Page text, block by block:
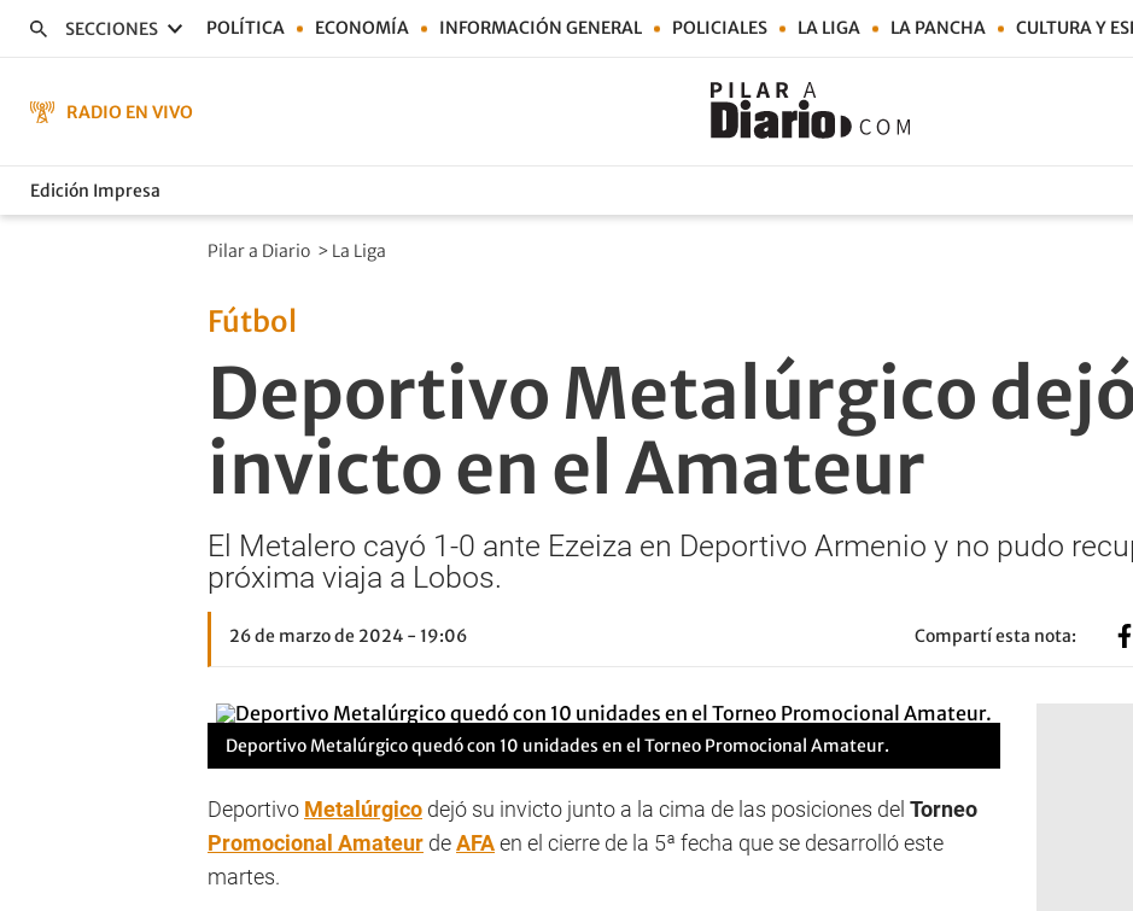
SECCIONES POLÍTICA ECONOMÍA INFORMACIÓN GENERAL POLICIALES LA LIGA LA PANCHA CULTURA Y
RADIO EN VIVO
Edición Impresa
Pilar a Diario > La Liga
Fútbol
Deportivo Metalúrgico
invicto en el Amateur
El Metalero cayó 1-0 ante Ezeiza en Deportivo Armenio y no pudo
próxima viaja a Lobos.
26 de marzo de 2024 - 19:06 Compartí esta nota:
Deportivo Metalúrgico quedó con 10 unidades en el Torneo Promocional Amateur.
Deportivo Metalúrgico dejó su invicto junto a la cima de las posiciones del Torneo
Promocional Amateur deAFAen el cierre de la 5ª fecha que se desarrolló este
martes.